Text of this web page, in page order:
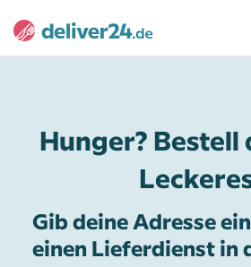
Hunger? Bestell
Gib deine Adresse
einen Lieferdienst in